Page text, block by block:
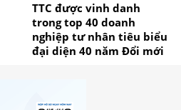
TTC được vinh danh
trong top 40 doanh
nghiệp tư nhân tiêu biểu
đại diện 40 năm Đổi mới